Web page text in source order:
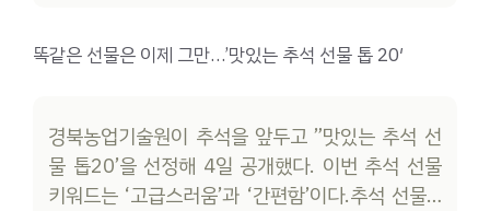
똑같은 선물은 이제 그만…’맛있는 추석 선물 톱 20′
경북농업기술원이 추석을 앞두고 ”맛있는 추석 선
물 톱20’을 선정해 4일 공개했다. 이번 추석 선물
키워드는 ‘고급스러움’과 ‘간편함’이다.추석 선물…